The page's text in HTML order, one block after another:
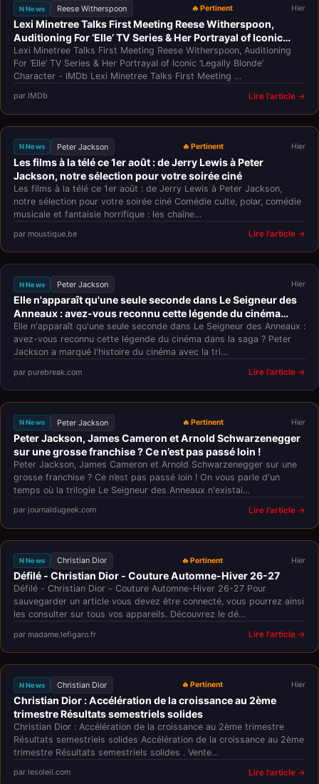
N News Reese Witherspoon 🔥 Pertinent Hier
Lexi Minetree Talks First Meeting Reese Witherspoon,
Auditioning For ‘Elle’ TV Series & Her Portrayal of Iconic
‘Legally Blonde’ Character - IMDb
Lexi Minetree Talks First Meeting Reese Witherspoon, Auditioning
For ‘Elle’ TV Series & Her Portrayal of Iconic ‘Legally Blonde’
Character - IMDb Lexi Minetree Talks First Meeting …
par IMDb Lire l'article →
N News Peter Jackson 🔥 Pertinent Hier
Les films à la télé ce 1er août : de Jerry Lewis à Peter
Jackson, notre sélection pour votre soirée ciné
Les films à la télé ce 1er août : de Jerry Lewis à Peter Jackson,
notre sélection pour votre soirée ciné Comédie culte, polar, comédie
musicale et fantaisie horrifique : les chaîne…
par moustique.be Lire l'article →
N News Peter Jackson Hier
Elle n'apparaît qu'une seule seconde dans Le Seigneur des
Anneaux : avez-vous reconnu cette légende du cinéma
dans la saga ?
Elle n'apparaît qu'une seule seconde dans Le Seigneur des Anneaux :
avez-vous reconnu cette légende du cinéma dans la saga ? Peter
Jackson a marqué l'histoire du cinéma avec la tri…
par purebreak.com Lire l'article →
N News Peter Jackson 🔥 Pertinent Hier
Peter Jackson, James Cameron et Arnold Schwarzenegger
sur une grosse franchise ? Ce n’est pas passé loin !
Peter Jackson, James Cameron et Arnold Schwarzenegger sur une
grosse franchise ? Ce n’est pas passé loin ! On vous parle d'un
temps où la trilogie Le Seigneur des Anneaux n'existai…
par journaldugeek.com Lire l'article →
N News Christian Dior 🔥 Pertinent Hier
Défilé - Christian Dior - Couture Automne-Hiver 26-27
Défilé - Christian Dior - Couture Automne-Hiver 26-27 Pour
sauvegarder un article vous devez être connecté, vous pourrez ainsi
les consulter sur tous vos appareils. Découvrez le dé…
par madame.lefigaro.fr Lire l'article →
N News Christian Dior 🔥 Pertinent Hier
Christian Dior : Accélération de la croissance au 2ème
trimestre Résultats semestriels solides
Christian Dior : Accélération de la croissance au 2ème trimestre
Résultats semestriels solides Accélération de la croissance au 2ème
trimestre Résultats semestriels solides . Vente…
par lesoleil.com Lire l'article →